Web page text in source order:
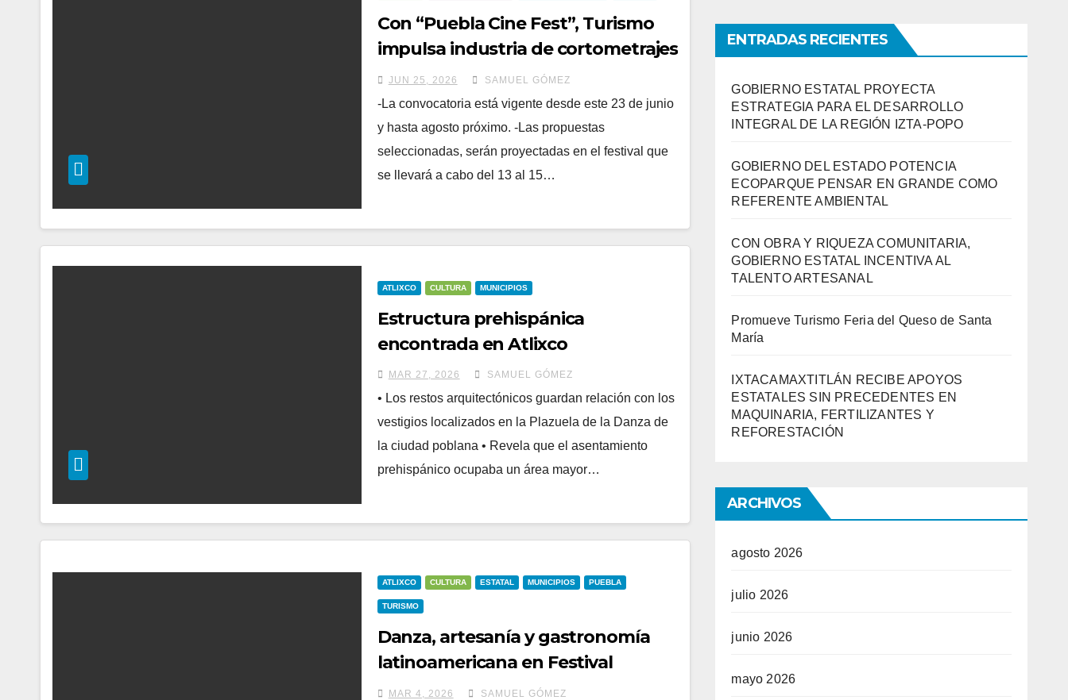
Con “Puebla Cine Fest”, Turismo
impulsa industria de cortometrajes
entre jóvenes poblanos
JUN 25, 2026 SAMUEL GÓMEZ
-La convocatoria está vigente desde este 23 de junio
y hasta agosto próximo. -Las propuestas
seleccionadas, serán proyectadas en el festival que
se llevará a cabo del 13 al 15…
ATLIXCO CULTURA MUNICIPIOS
Estructura prehispánica
encontrada en Atlixco
MAR 27, 2026 SAMUEL GÓMEZ
• Los restos arquitectónicos guardan relación con los
vestigios localizados en la Plazuela de la Danza de
la ciudad poblana • Revela que el asentamiento
prehispánico ocupaba un área mayor…
ATLIXCO CULTURA ESTATAL MUNICIPIOS PUEBLA
TURISMO
Danza, artesanía y gastronomía
latinoamericana en Festival
Internacional de las Etnias de
MAR 4, 2026 SAMUEL GÓMEZ
ENTRADAS RECIENTES
GOBIERNO ESTATAL PROYECTA
ESTRATEGIA PARA EL DESARROLLO
INTEGRAL DE LA REGIÓN IZTA-POPO
GOBIERNO DEL ESTADO POTENCIA
ECOPARQUE PENSAR EN GRANDE COMO
REFERENTE AMBIENTAL
CON OBRA Y RIQUEZA COMUNITARIA,
GOBIERNO ESTATAL INCENTIVA AL
TALENTO ARTESANAL
Promueve Turismo Feria del Queso de Santa
María
IXTACAMAXTITLÁN RECIBE APOYOS
ESTATALES SIN PRECEDENTES EN
MAQUINARIA, FERTILIZANTES Y
REFORESTACIÓN
ARCHIVOS
agosto 2026
julio 2026
junio 2026
mayo 2026